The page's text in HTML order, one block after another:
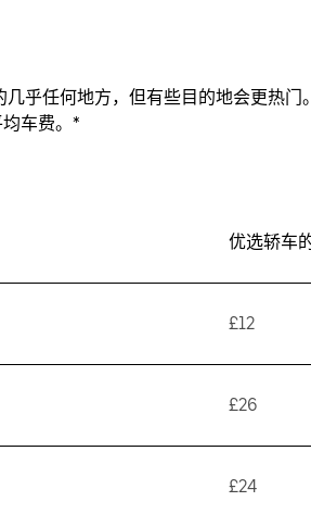
乎任何地方，但有些目的地会更热门
车费。*
优选轿车
£12
£26
£24